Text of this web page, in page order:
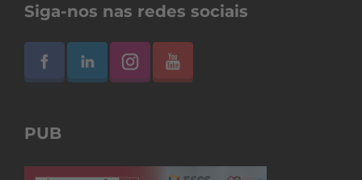
Siga-nos nas redes sociais
PUB